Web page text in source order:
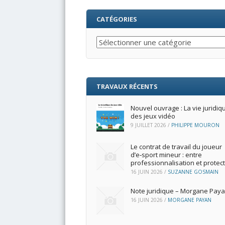
CATÉGORIES
Catégories
TRAVAUX RÉCENTS
Nouvel ouvrage : La vie
des jeux vidéo
9 JUILLET 2026 / PHILIPPE MOURON
Le contrat de travail du joueur
d’e‑sport mineur : entre
professionnalisation et
16 JUIN 2026 / SUZANNE GOSMAIN
Note juridique – Morgane
16 JUIN 2026 / MORGANE PAYAN